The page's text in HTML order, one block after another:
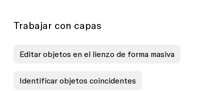
Trabajar con capas
Editar objetos en el lienzo de forma masiva
Identificar objetos coincidentes